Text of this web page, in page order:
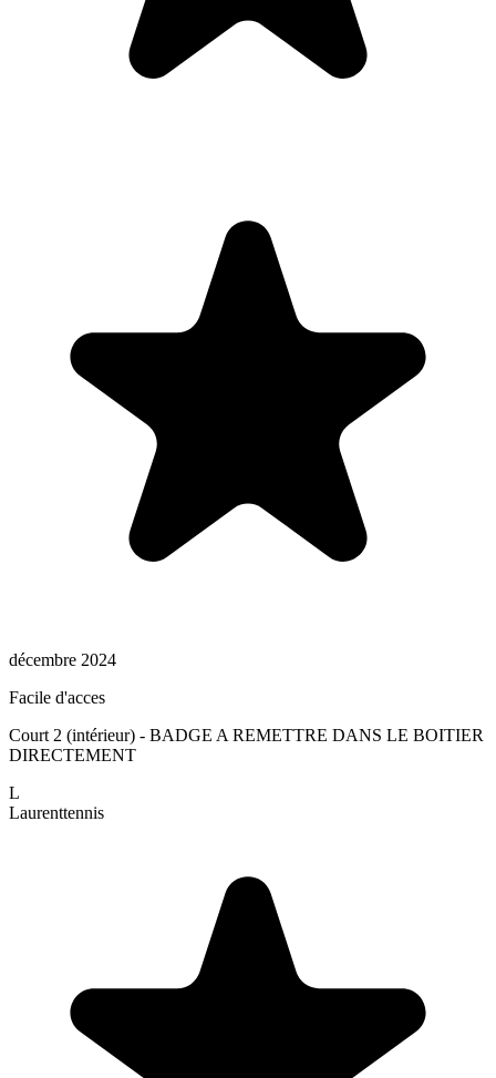
décembre 2024
Facile d'acces
Court 2 (intérieur) - BADGE A REMETTRE DANS LE BOITIER
DIRECTEMENT
L
Laurenttennis